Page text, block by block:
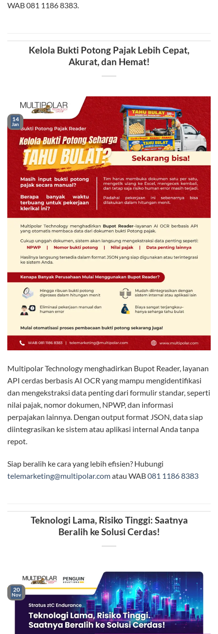
WAB 081 1186 8383.
Kelola Bukti Potong Pajak Lebih Cepat,
Akurat, dan Hemat!
14
Jan
Multipolar Technology menghadirkan Bupot Reader, layanan
API cerdas berbasis AI OCR yang mampu mengidentifikasi
dan mengekstraksi data penting dari formulir standar, seperti
nilai pajak, nomor dokumen, NPWP, dan informasi
perpajakan lainnya. Dengan output format JSON, data siap
diintegrasikan ke sistem atau aplikasi internal Anda tanpa
repot.
Siap beralih ke cara yang lebih efisien? Hubungi
telemarketing@multipolar.comatau WAB081 1186 8383
Teknologi Lama, Risiko Tinggi: Saatnya
Beralih ke Solusi Cerdas!
20
Nov